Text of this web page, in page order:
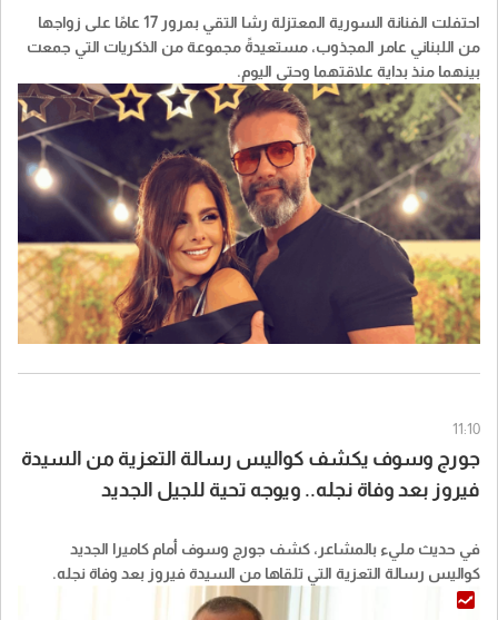
احتفلت الفنانة السورية المعتزلة رشا التقي بمرور 17 عامًا على زواجها
من اللبناني عامر المجذوب، مستعيدةً مجموعة من الذكريات التي جمعت
بينهما منذ بداية علاقتهما وحتى اليوم.
11:10
جورج وسوف يكشف كواليس رسالة التعزية من السيدة
فيروز بعد وفاة نجله.. ويوجه تحية للجيل الجديد
في حديث مليء بالمشاعر، كشف جورج وسوف أمام كاميرا الجديد
كواليس رسالة التعزية التي تلقاها من السيدة فيروز بعد وفاة نجله.